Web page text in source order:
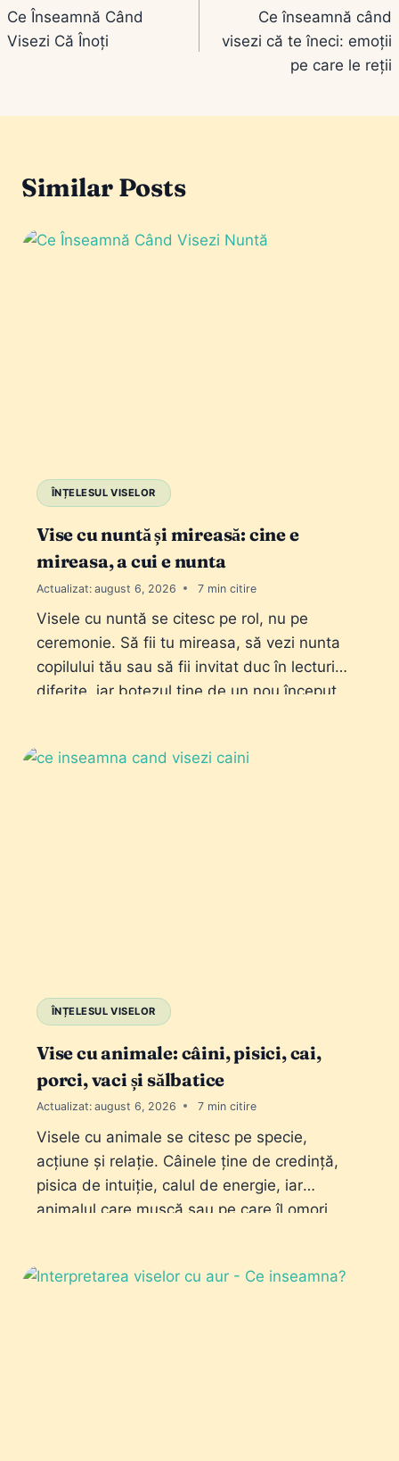
în
Ce Înseamnă Când
Visezi Că Înoți
Ce înseamnă când
visezi că te îneci: emoții
pe care le reții
Similar Posts
ÎNȚELESUL VISELOR
Vise cu nuntă și mireasă: cine e
mireasa, a cui e nunta
Actualizat: august 6, 2026 7
Visele cu nuntă se citesc pe rol, nu pe
ceremonie. Să fii tu mireasa, să vezi nunta
copilului tău sau să fii invitat duc în lecturi
diferite, iar botezul ține de un nou început.
ÎNȚELESUL VISELOR
Vise cu animale: câini, pisici, cai,
porci, vaci și sălbatice
Actualizat: august 6, 2026 7
Visele cu animale se citesc pe specie,
acțiune și relație. Câinele ține de credință,
pisica de intuiție, calul de energie, iar
animalul care mușcă sau pe care îl omori